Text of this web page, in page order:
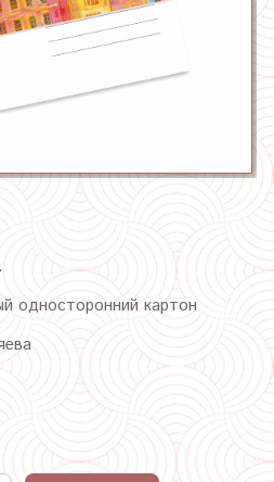
односторонний картон